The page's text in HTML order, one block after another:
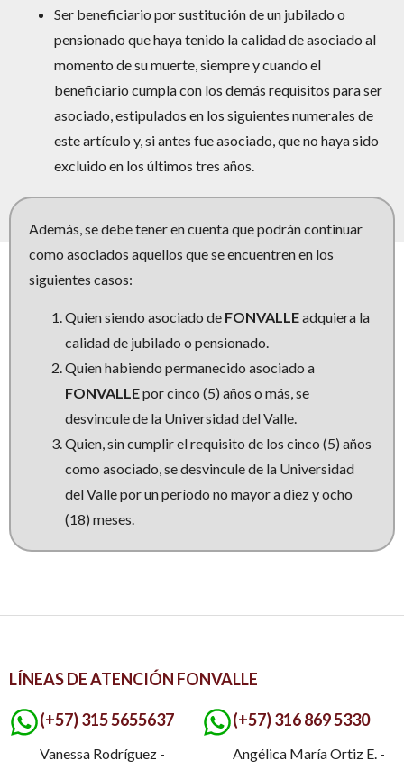
Ser beneficiario por sustitución de un jubilado o
pensionado que haya tenido la calidad de asociado al
momento de su muerte, siempre y cuando el
beneficiario cumpla con los demás requisitos para ser
asociado, estipulados en los siguientes numerales de
este artículo y, si antes fue asociado, que no haya sido
excluido en los últimos tres años.
Además, se debe tener en cuenta que podrán continuar
como asociados aquellos que se encuentren en los
siguientes casos:
Quien siendo asociado de FONVALLEadquiera la
calidad de jubilado o pensionado.
Quien habiendo permanecido asociado a
FONVALLEpor cinco (5) años o más, se
desvincule de la Universidad del Valle.
Quien, sin cumplir el requisito de los cinco (5) años
como asociado, se desvincule de la Universidad
del Valle por un período no mayor a diez y ocho
(18) meses.
LÍNEAS DE ATENCIÓN FONVALLE
(+57) 315 5655637
Vanessa Rodríguez -
(+57) 316 869 5330
Angélica María Ortiz E. -